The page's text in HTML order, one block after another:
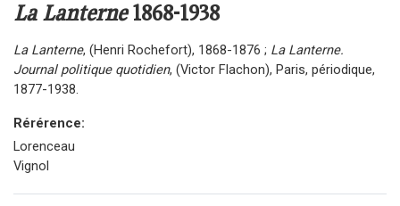
La Lanterne1868-1938
La Lanterne, (Henri Rochefort), 1868-1876 ; La Lanterne.
Journal politique quotidien, (Victor Flachon), Paris, périodique,
1877-1938.
Rérérence:
Lorenceau
Vignol